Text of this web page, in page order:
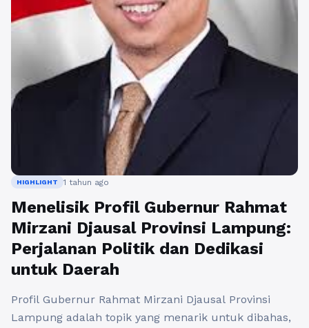
HIGHLIGHT 1 tahun ago
Menelisik Profil Gubernur Rahmat
Mirzani Djausal Provinsi Lampung:
Perjalanan Politik dan Dedikasi
untuk Daerah
Profil Gubernur Rahmat Mirzani Djausal Provinsi
Lampung adalah topik yang menarik untuk dibahas,